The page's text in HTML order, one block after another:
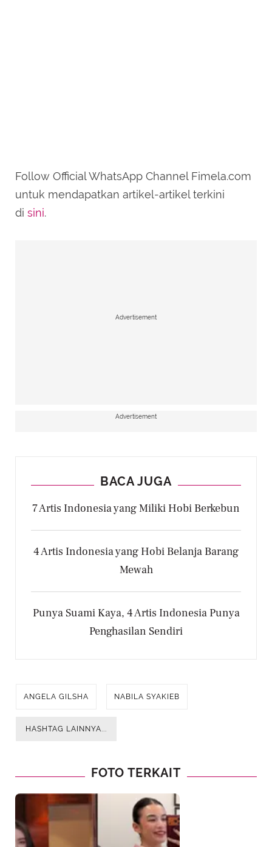
Follow Official WhatsApp Channel Fimela.com
untuk mendapatkan artikel-artikel terkini
di sini.
Advertisement
Advertisement
BACA JUGA
7 Artis Indonesia yang Miliki Hobi Berkebun
4 Artis Indonesia yang Hobi Belanja Barang
Mewah
Punya Suami Kaya, 4 Artis Indonesia Punya
Penghasilan Sendiri
ANGELA GILSHA NABILA SYAKIEB
HASHTAG LAINNYA...
FOTO TERKAIT